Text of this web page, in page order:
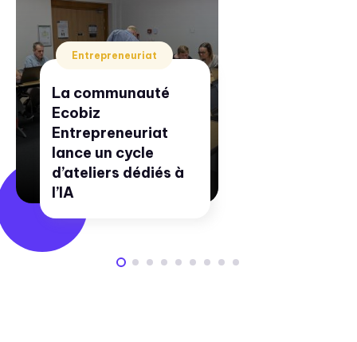
Entrepreneuriat
La communauté
Ecobiz
Entrepreneuriat
lance un cycle
d’ateliers dédiés à
l’IA